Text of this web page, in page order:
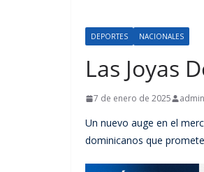
DEPORTES NACIONALES
Las Joyas
7 de enero de 2025 admin
Un nuevo auge en el
dominicanos que